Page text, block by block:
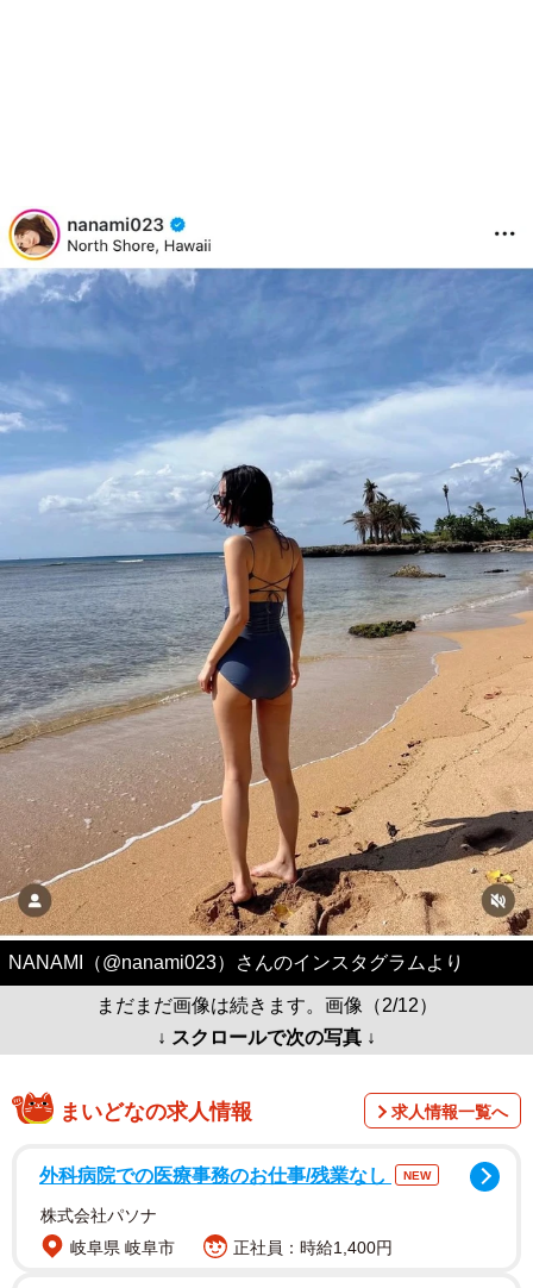
NANAMI（@nanami023）さんのインスタグラムより
まだまだ画像は続きます。画像（2/12）
↓ スクロールで次の写真 ↓
まいどなの求人情報 求人情報一覧へ
外科病院での医療事務のお仕事/残業なし NEW
株式会社パソナ
岐阜県 岐阜市
正社員：時給1,400円